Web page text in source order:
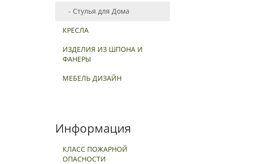
- Стулья для Дома
КРЕСЛА
ИЗДЕЛИЯ ИЗ ШПОНА И
ФАНЕРЫ
МЕБЕЛЬ ДИЗАЙН
Информация
КЛАСС ПОЖАРНОЙ
ОПАСНОСТИ